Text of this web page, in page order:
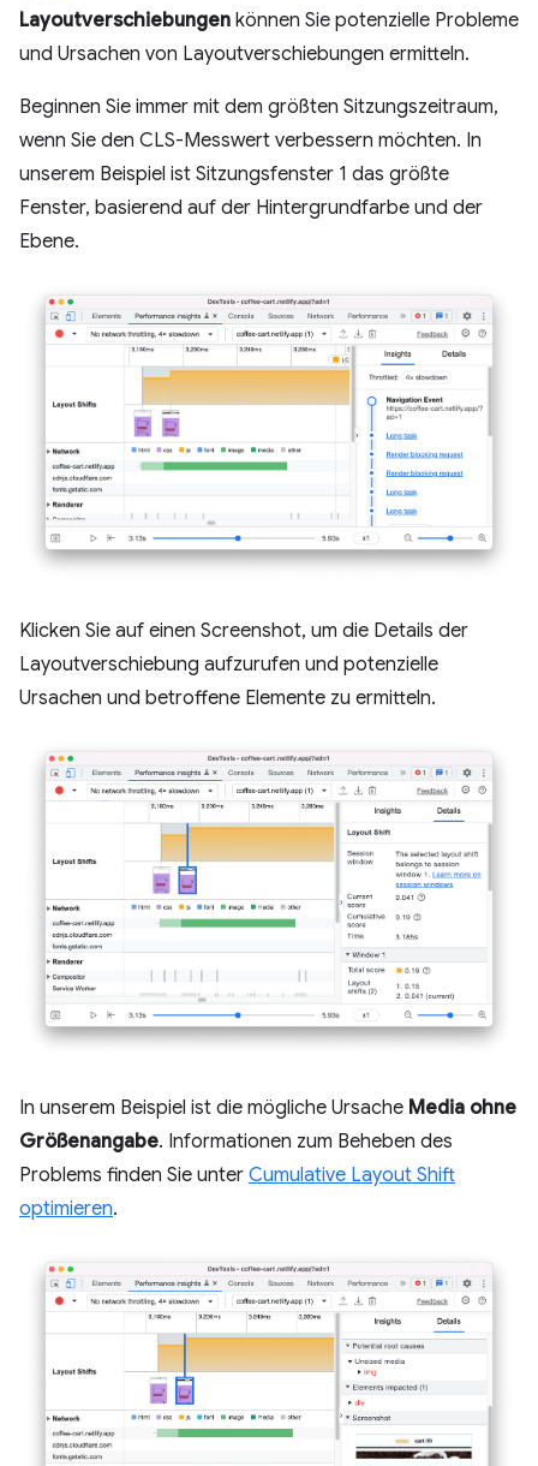
Layoutverschiebungen können Sie potenzielle Probleme
und Ursachen von Layoutverschiebungen ermitteln.
Beginnen Sie immer mit dem größten Sitzungszeitraum,
wenn Sie den CLS-Messwert verbessern möchten. In
unserem Beispiel ist Sitzungsfenster 1 das größte
Fenster, basierend auf der Hintergrundfarbe und der
Ebene.
Klicken Sie auf einen Screenshot, um die Details der
Layoutverschiebung aufzurufen und potenzielle
Ursachen und betroffene Elemente zu ermitteln.
In unserem Beispiel ist die mögliche Ursache Media ohne
Größenangabe. Informationen zum Beheben des
Problems finden Sie unter Cumulative Layout Shift
optimieren.